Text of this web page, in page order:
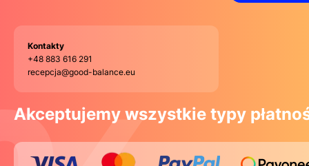
Kontakty
+48 883 616 291
recepcja@good-balance.eu
Akceptujemy wszystkie typy